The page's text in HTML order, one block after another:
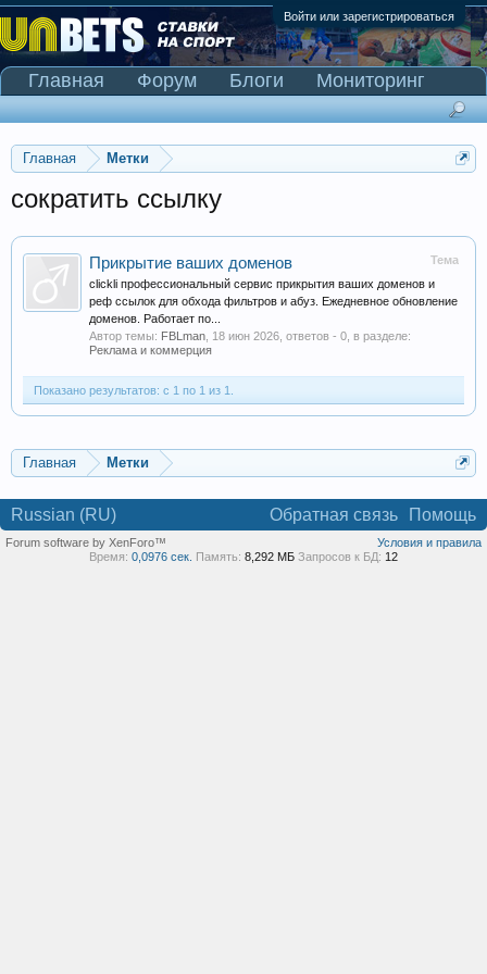
Войти или зарегистрироваться
Главная Метки
сократить ссылку
Тема
Прикрытие ваших доменов
clickli профессиональный сервис прикрытия ваших доменов и
реф ссылок для обхода фильтров и абуз. Ежедневное обновление
доменов. Работает по...
Автор темы: FBLman 18 июн 2026 , ответов - 0, в разделе:
Реклама и коммерция
Показано результатов: с 1 по 1 из 1.
Главная Метки
Главная Форум Блоги
Мониторинг
Сканер Pinnacle
Russian (RU) Обратная связь Помощь
Условия и правила
Forum software by XenForo™
Время: 0,0976 сек. Память: 8,292 МБ Запросов к БД: 12